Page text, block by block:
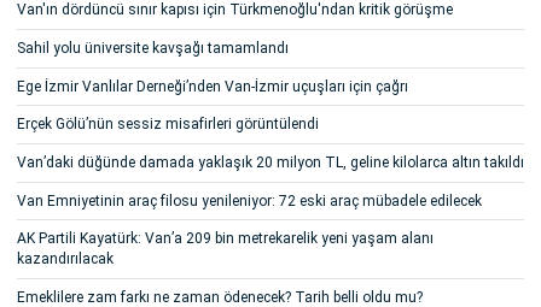
Van'ın dördüncü sınır kapısı için Türkmenoğlu'ndan kritik görüşme
Sahil yolu üniversite kavşağı tamamlandı
Ege İzmir Vanlılar Derneği’nden Van-İzmir uçuşları için çağrı
Erçek Gölü’nün sessiz misafirleri görüntülendi
Van’daki düğünde damada yaklaşık 20 milyon TL, geline kilolarca altın takıldı
Van Emniyetinin araç filosu yenileniyor: 72 eski araç mübadele edilecek
AK Partili Kayatürk: Van’a 209 bin metrekarelik yeni yaşam alanı
kazandırılacak
Emeklilere zam farkı ne zaman ödenecek? Tarih belli oldu mu?